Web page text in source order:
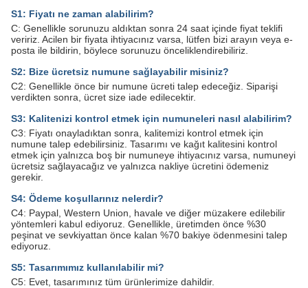
S1: Fiyatı ne zaman alabilirim?
C: Genellikle sorunuzu aldıktan sonra 24 saat içinde fiyat teklifi
veririz. Acilen bir fiyata ihtiyacınız varsa, lütfen bizi arayın veya e-
posta ile bildirin, böylece sorunuzu önceliklendirebiliriz.
S2: Bize ücretsiz numune sağlayabilir misiniz?
C2: Genellikle önce bir numune ücreti talep edeceğiz. Siparişi
verdikten sonra, ücret size iade edilecektir.
S3: Kalitenizi kontrol etmek için numuneleri nasıl alabilirim?
C3: Fiyatı onayladıktan sonra, kalitemizi kontrol etmek için
numune talep edebilirsiniz. Tasarımı ve kağıt kalitesini kontrol
etmek için yalnızca boş bir numuneye ihtiyacınız varsa, numuneyi
ücretsiz sağlayacağız ve yalnızca nakliye ücretini ödemeniz
gerekir.
S4: Ödeme koşullarınız nelerdir?
C4: Paypal, Western Union, havale ve diğer müzakere edilebilir
yöntemleri kabul ediyoruz. Genellikle, üretimden önce %30
peşinat ve sevkiyattan önce kalan %70 bakiye ödenmesini talep
ediyoruz.
S5: Tasarımımız kullanılabilir mi?
C5: Evet, tasarımınız tüm ürünlerimize dahildir.